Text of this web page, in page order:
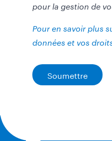
pour la gestion de
Pour en savoir plus
données et vos